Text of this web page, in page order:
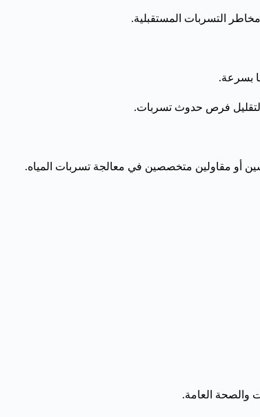
التسربات المستقبلية.
بسرعة.
لتقليل فرص حدوث تسربات.
أو مقاولين متخصصين في معالجة تسربات المياه.
والصحة العامة.